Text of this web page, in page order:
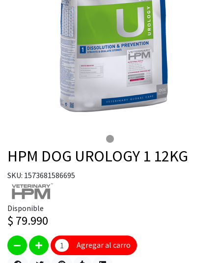
HPM DOG UROLOGY 1 12KG
SKU: 1573681586695
Disponible
$ 79.990
Agregar al carro